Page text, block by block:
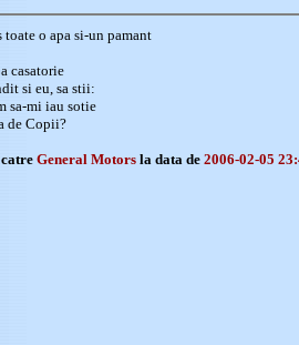
toate o apa si-un pamant
casatorie
si eu, sa stii:
sa-mi iau sotie
de Copii?
General Motors la data de 2006-02-05